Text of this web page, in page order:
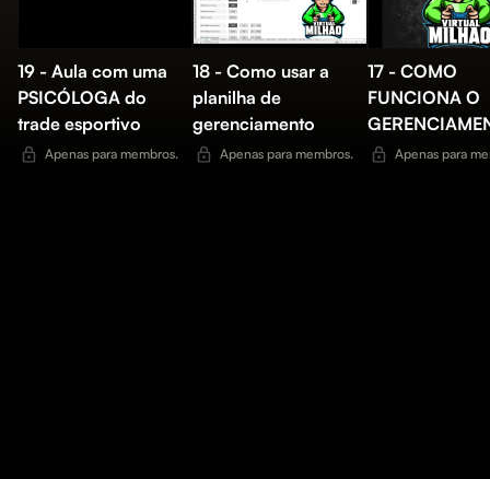
19 - Aula com uma
PSICÓLOGA do
trade esportivo
Apenas para membros.
18 - Como usar a
planilha de
gerenciamento
Apenas para membros.
17 - COMO
FUNCIONA O
Apenas para